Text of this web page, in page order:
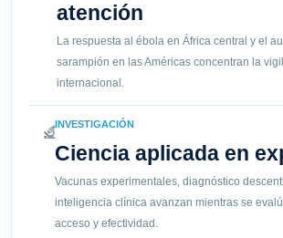
atención
La respuesta al ébola en África central y el
sarampión en las Américas concentran la
internacional.
INVESTIGACIÓN
Ciencia aplicada en
Vacunas experimentales, diagnóstico
inteligencia clínica avanzan mientras se
acceso y efectividad.